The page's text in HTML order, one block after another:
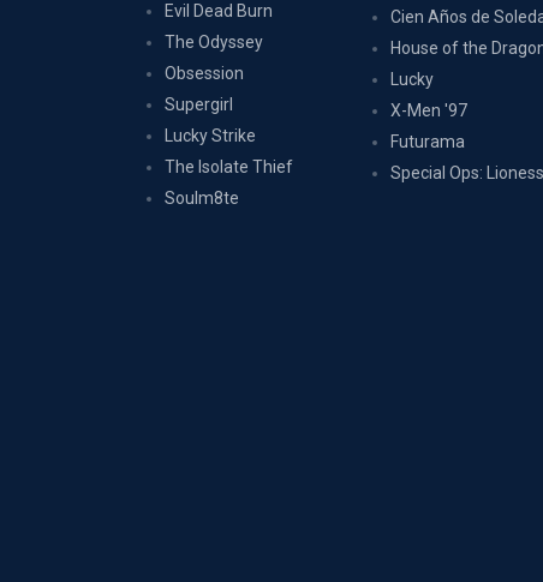
Evil Dead Burn
The Odyssey
Obsession
Supergirl
Lucky Strike
The Isolate Thief
Soulm8te
Cien Años de
House of the
Lucky
X-Men '97
Futurama
Special Ops: Lioness